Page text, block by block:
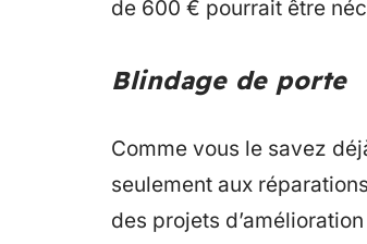
de 600 € pourrait être
Blindage de porte
Comme vous le savez
seulement aux
des projets